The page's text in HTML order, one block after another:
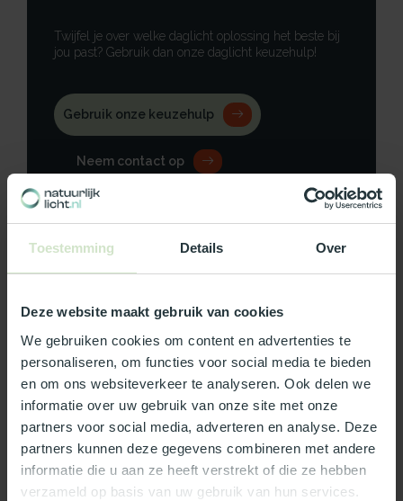
Toestemming Details Over
Deze website maakt gebruik van cookies
We gebruiken cookies om content en advertenties te
personaliseren, om functies voor social media te bieden
en om ons websiteverkeer te analyseren. Ook delen we
informatie over uw gebruik van onze site met onze
partners voor social media, adverteren en analyse. Deze
partners kunnen deze gegevens combineren met andere
informatie die u aan ze heeft verstrekt of die ze hebben
verzameld op basis van uw gebruik van hun services.
Twijfel je over welke daglicht oplossing het beste bij
jou past? Gebruik dan onze daglicht keuzehulp!
Gebruik onze keuzehulp
Neem contact op
Productomschrijving
Specificaties
Reviews
Wat ons écht bijzonder maakt:
Officieel Skylux dealer!